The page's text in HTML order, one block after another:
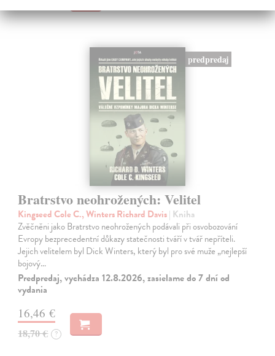
predpredaj
Bratrstvo neohrožených: Velitel
Kingseed Cole C., Winters Richard Davis| Kniha
Zvěčněni jako Bratrstvo neohrožených podávali při osvobozování
Evropy bezprecedentní důkazy statečnosti tváří v tvář nepříteli.
Jejich velitelem byl Dick Winters, který byl pro své muže „nejlepší
bojový…
Predpredaj, vychádza 12.8.2026, zasielame do 7 dní od
vydania
16,46 €
18,70 € ?